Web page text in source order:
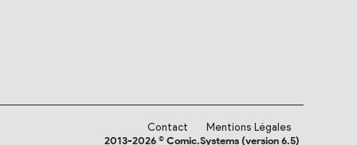
Contact
Mentions Légales
2013-2026 © Comic.Systems (version 6.5)